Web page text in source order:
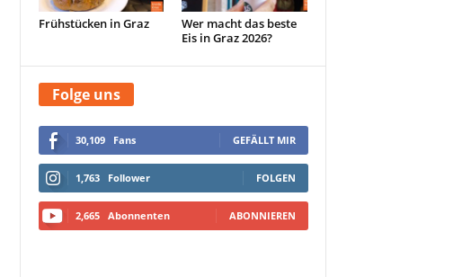
Frühstücken in Graz
Wer macht das beste
Eis in Graz 2026?
Folge uns
30,109 Fans GEFÄLLT MIR
1,763 Follower FOLGEN
2,665 Abonnenten ABONNIEREN